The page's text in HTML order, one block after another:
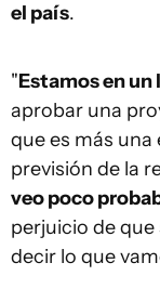
el país.
"Estamos en un
aprobar una
que es más una
previsión de la
veo poco
perjuicio de que
decir lo que